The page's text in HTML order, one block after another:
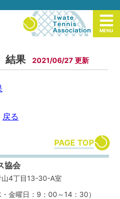
MENU
結果 2021/06/27
戻る
PAGE TOP
協会
4丁目13-30-A室
金曜日：9：00～14：30）